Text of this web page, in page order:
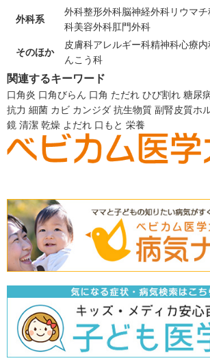
外科系
外科整形外科脳神経外科リウマ
科美容外科肛門外科
そのほか
皮膚科アレルギー科精神科心療内
んこう科
関連するキーワード
口角炎 口角びらん 口角 ただれ ひび割れ 糖尿
抗力 細菌 カビ カンジダ 抗生物質 副腎皮質ホ
鏡 清潔 乾燥 よだれ 口もと 栄養